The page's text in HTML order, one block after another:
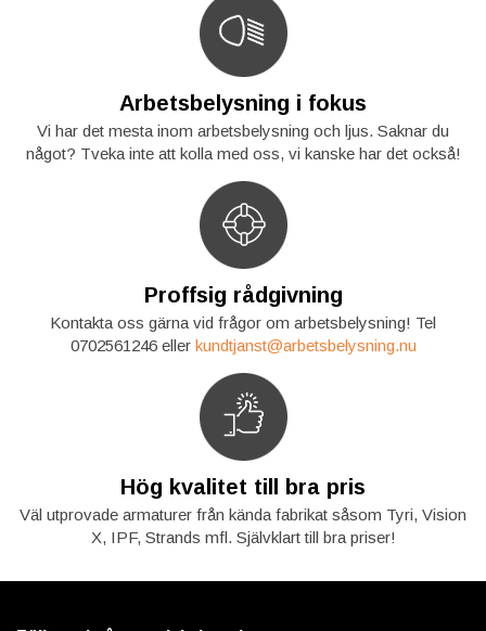
Arbetsbelysning i fokus
Vi har det mesta inom arbetsbelysning och ljus. Saknar du
något? Tveka inte att kolla med oss, vi kanske har det också!
Proffsig rådgivning
Kontakta oss gärna vid frågor om arbetsbelysning! Tel
0702561246 eller kundtjanst@arbetsbelysning.nu
Hög kvalitet till bra pris
Väl utprovade armaturer från kända fabrikat såsom Tyri, Vision
X, IPF, Strands mfl. Självklart till bra priser!